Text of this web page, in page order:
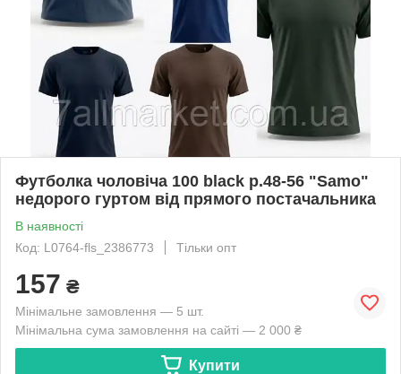
Футболка чоловіча 100 black р.48-56 "Samo"
недорого гуртом від прямого постачальника
В наявності
Код: L0764-fls_2386773
Тільки опт
157 ₴
Мінімальне замовлення — 5 шт.
Мінімальна сума замовлення на сайті — 2 000 ₴
Купити